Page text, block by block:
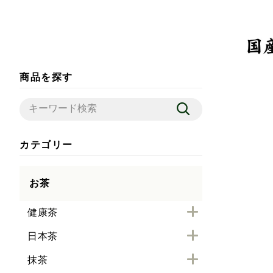
商品を探す
カテゴリー
お茶
健康茶
日本茶
抹茶